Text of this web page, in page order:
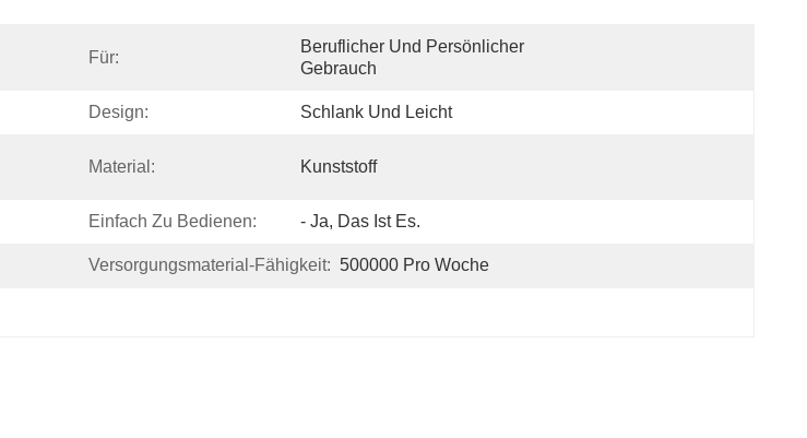
Für:
Beruflicher Und Persönlicher
Gebrauch
Design: Schlank Und Leicht
Material: Kunststoff
Einfach Zu Bedienen: - Ja, Das Ist Es.
Versorgungsmaterial-Fähigkeit: 500000 Pro Woche